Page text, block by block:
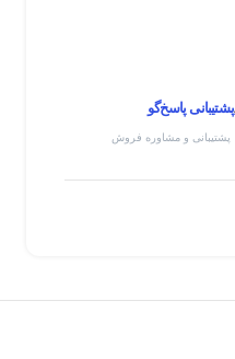
پشتیبانی پاسخ‌گو
پشتیبانی و مشاوره فروش